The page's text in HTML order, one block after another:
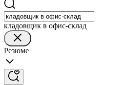
кладовщик в офис-склад
Резюме